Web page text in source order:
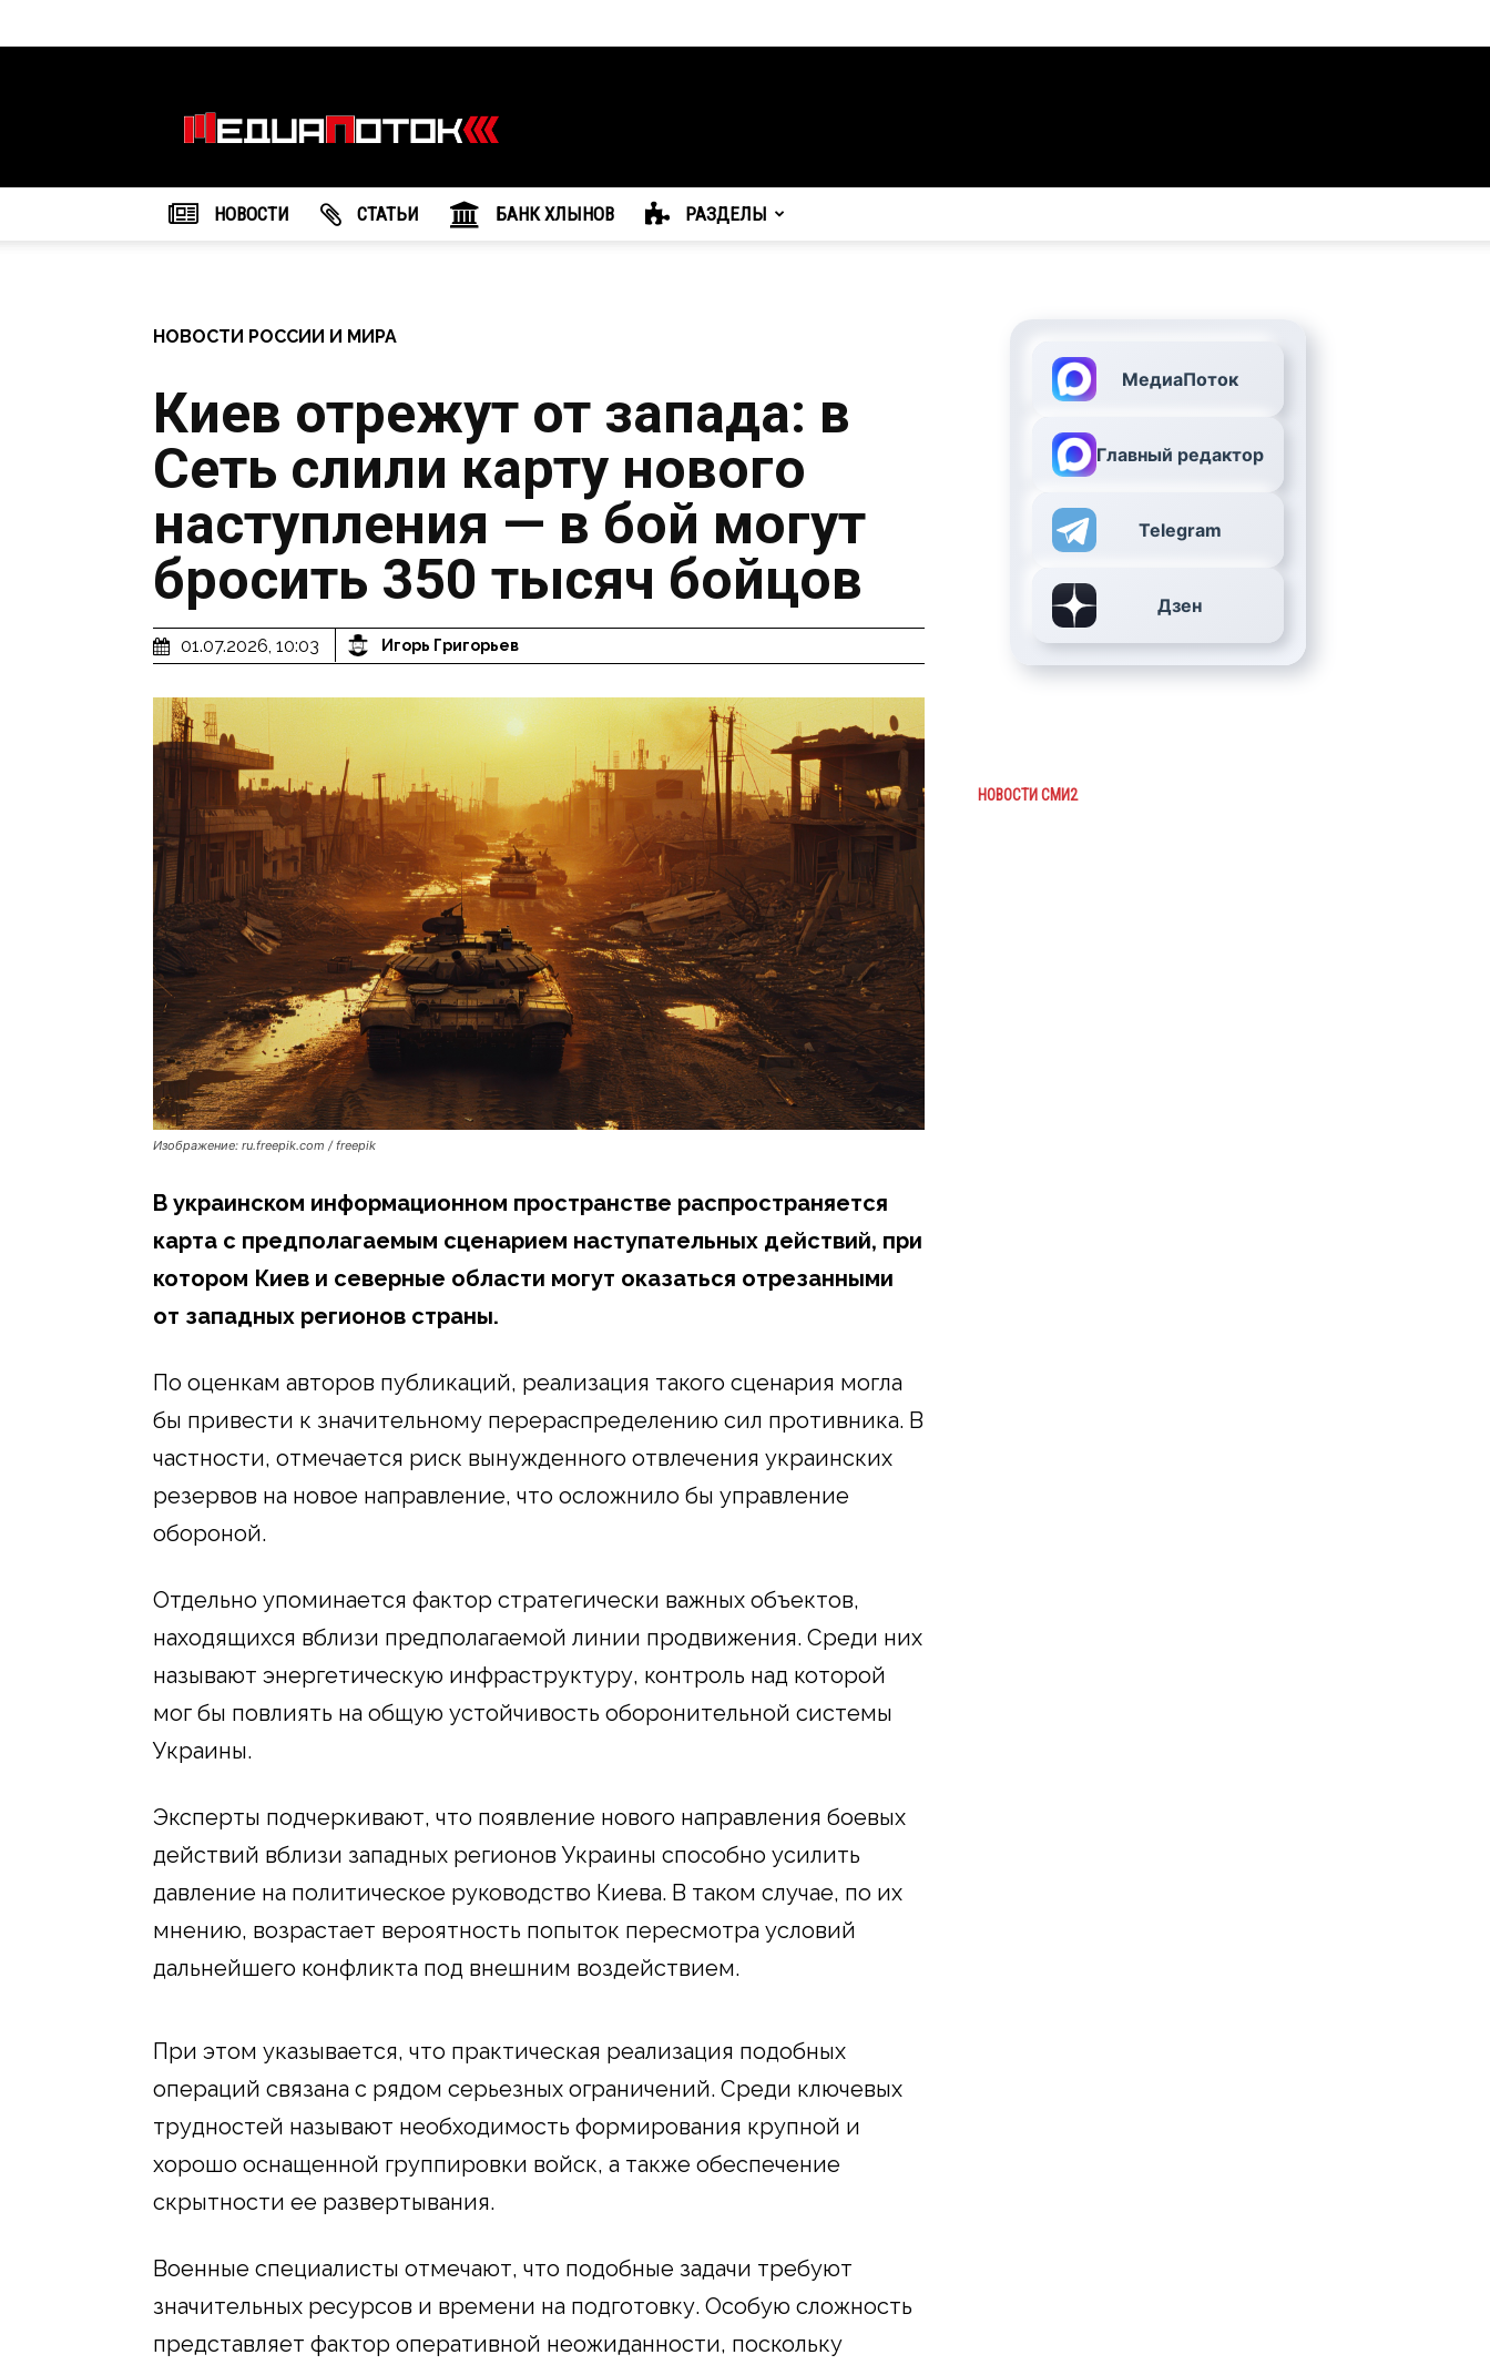
агентство
"МедиаПоток"
НОВОСТИ CТАТЬИ БАНК ХЛЫНОВ РАЗДЕЛЫ
НОВОСТИ РОССИИ И МИРА
Киев отрежут от запада: в
Сеть слили карту нового
наступления — в бой могут
бросить 350 тысяч бойцов
01.07.2026, 10:03 Игорь Григорьев
Изображение: ru.freepik.com / freepik
В украинском информационном пространстве распространяется
карта с предполагаемым сценарием наступательных действий, при
котором Киев и северные области могут оказаться отрезанными
от западных регионов страны.
По оценкам авторов публикаций, реализация такого сценария могла
бы привести к значительному перераспределению сил противника. В
частности, отмечается риск вынужденного отвлечения украинских
резервов на новое направление, что осложнило бы управление
обороной.
Отдельно упоминается фактор стратегически важных объектов,
находящихся вблизи предполагаемой линии продвижения. Среди них
называют энергетическую инфраструктуру, контроль над которой
мог бы повлиять на общую устойчивость оборонительной системы
Украины.
Эксперты подчеркивают, что появление нового направления боевых
действий вблизи западных регионов Украины способно усилить
давление на политическое руководство Киева. В таком случае, по их
мнению, возрастает вероятность попыток пересмотра условий
дальнейшего конфликта под внешним воздействием.
При этом указывается, что практическая реализация подобных
операций связана с рядом серьезных ограничений. Среди ключевых
трудностей называют необходимость формирования крупной и
хорошо оснащенной группировки войск, а также обеспечение
скрытности ее развертывания.
Военные специалисты отмечают, что подобные задачи требуют
значительных ресурсов и времени на подготовку. Особую сложность
представляет фактор оперативной неожиданности, поскольку
МедиаПоток
Главный редактор
Telegram
Дзен
НОВОСТИ СМИ2